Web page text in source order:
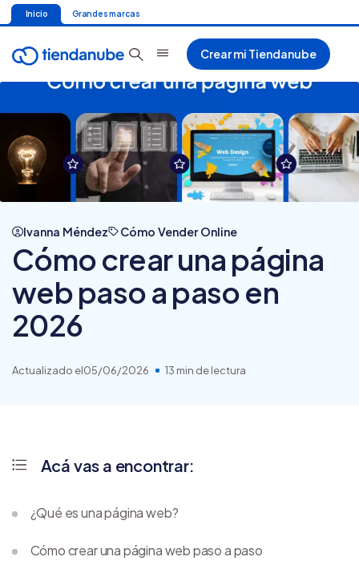
Inicio Grandes marcas
Crear mi Tiendanube
Ivanna Méndez Cómo Vender Online
Cómo crear una página
web paso a paso en
2026
Actualizado el05/06/2026 13 min de lectura
Acá vas a encontrar:
¿Qué es una página web?
Cómo crear una página web paso a paso